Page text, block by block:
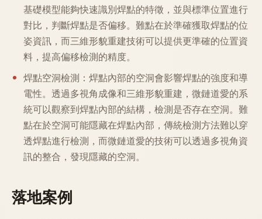
基礎模型能夠快速識別焊點的特徵，並與標準位置進行
對比，判斷焊點是否偏移。難點在於準確獲取焊點的位
姿資訊，而三維形貌重建技術可以提供更準確的位置資
料，提高偏移檢測的精度。
焊點空洞檢測：焊點內部的空洞會影響焊點的強度和導
電性。透過多視角成像和三維形貌重建，微鏈道愛的系
統可以觀察到焊點內部的結構，檢測是否存在空洞。難
點在於空洞可能隱藏在焊點內部，傳統檢測方法難以穿
透焊點進行檢測，而微鏈道愛的技術可以透過多視角資
訊的整合，發現隱藏的空洞。
落地案例